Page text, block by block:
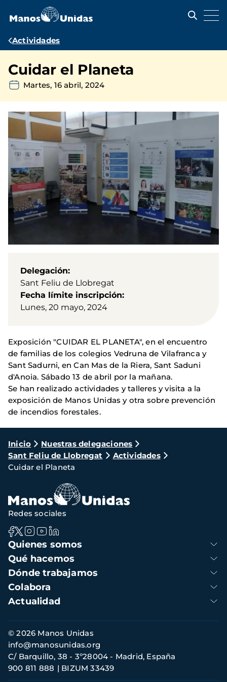
contenido
Ruta
navegación
Actividades
Cuidar el Planeta
Martes, 16 abril, 2024
Delegación
Sant Feliu de Llobregat
Fecha límite inscripción
Lunes, 20 mayo, 2024
Exposición "CUIDAR EL PLANETA", en el encuentro
de familias de los colegios Vedruna de Vilafranca y
Sant Sadurni, en Can Mas de la Riera, Sant Saduni
d'Anoia. Sábado 13 de abril por la mañana.
Se han realizado actividades y talleres y visita a la
exposición de Manos Unidas y otra sobre prevención
de incendios forestales.
Ruta
de
navegación
Inicio
Nuestras delegaciones
Sant Feliu de Llobregat
Actividades
Cuidar el Planeta
Navegación
principal
Quienes somos
Qué hacemos
Dónde trabajamos
Colabora
Actualidad
Redes sociales
Información
de
contacto
© 2026 Manos Unidas
C/ Barquillo, 38 - 3º28004 - Madrid, España
900 811 888
BIZUM 33439
info@manosunidas.org